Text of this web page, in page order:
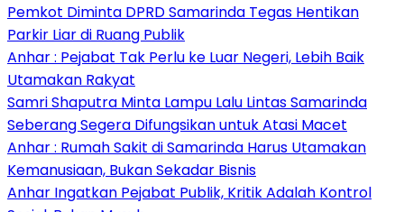
Pemkot Diminta DPRD Samarinda Tegas Hentikan
Parkir Liar di Ruang Publik
Anhar : Pejabat Tak Perlu ke Luar Negeri, Lebih Baik
Utamakan Rakyat
Samri Shaputra Minta Lampu Lalu Lintas Samarinda
Seberang Segera Difungsikan untuk Atasi Macet
Anhar : Rumah Sakit di Samarinda Harus Utamakan
Kemanusiaan, Bukan Sekadar Bisnis
Anhar Ingatkan Pejabat Publik, Kritik Adalah Kontrol